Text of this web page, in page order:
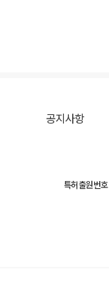
공지사항
특허출원번호